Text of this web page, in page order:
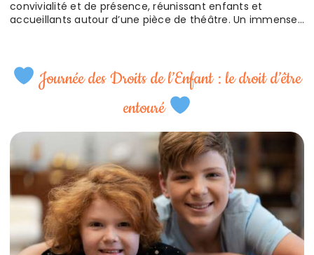
convivialité et de présence, réunissant enfants et
accueillants autour d’une pièce de théâtre. Un immense
Journée des Droits de l’Enfant : le droit d’être
entouré